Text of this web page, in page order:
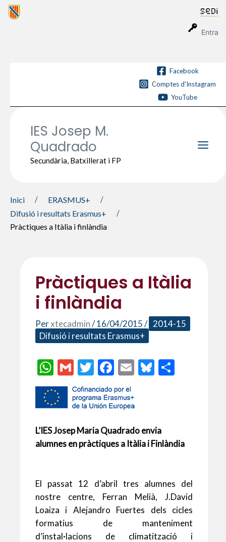
Entra
Vés
Facebook
Comptes d'Instagram
YouTube
IES Josep M.
Quadrado
Secundària, Batxillerat i FP
Inici
ERASMUS+
Difusió i resultats Erasmus+
Pràctiques a Itàlia i finlàndia
Pràctiques a Itàlia
i finlàndia
Perxtecadmin/16/04/2015/ 2014-15
Difusió i resultats Erasmus+
W
h
at
A
p
G
m
ai
T
w
itt
F
ac
e
o
o
E
ai
Bl
te
L’IES Josep Maria Quadrado envia
alumnes en pràctiques a Itàlia i Finlàndia
El passat 12 d’abril tres alumnes del
nostre centre, Ferran Melià, J.David
Loaiza i Alejandro Fuertes dels cicles
formatius de manteniment
d’instal·lacions de climatització i